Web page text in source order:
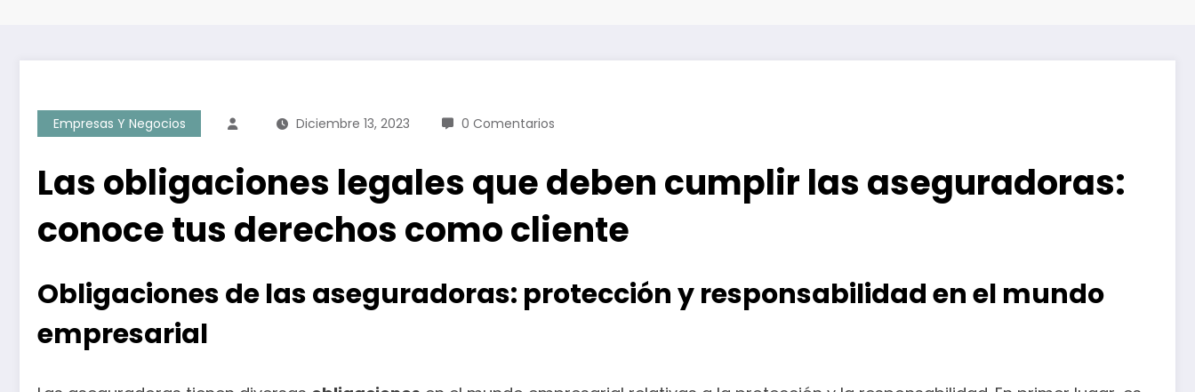
Empresas Y Negocios Diciembre 13, 2023 0 Comentarios
Las obligaciones legales que deben cumplir las aseguradoras:
conoce tus derechos como cliente
Obligaciones de las aseguradoras: protección y responsabilidad en el mundo
empresarial